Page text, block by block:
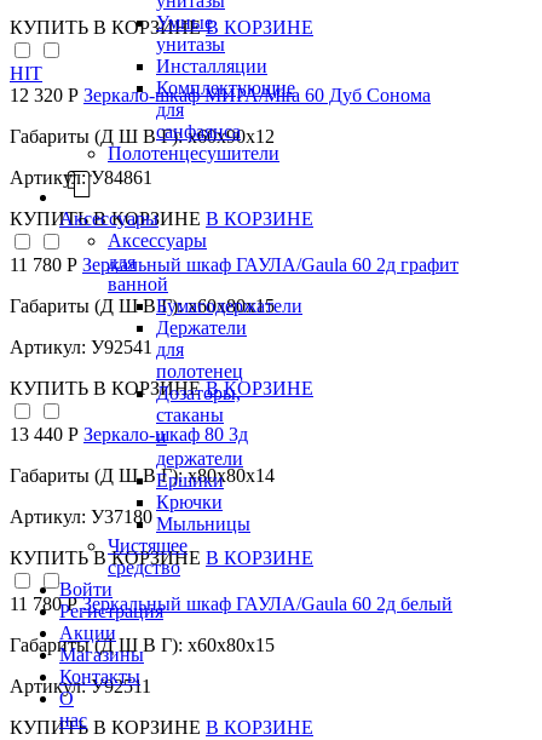
Умные
унитазы
Инсталляции
Комплектующие
для
санфаянса
Полотенцесушители
Аксессуары
Аксессуары
для
ванной
Бумагодержатели
Держатели
для
полотенец
Дозаторы,
стаканы
и
держатели
Ершики
Крючки
Мыльницы
Чистящее
средство
Войти
Регистрация
Акции
Магазины
Контакты
О
нас
КУПИТЬ В КОРЗИНЕ В КОРЗИНЕ
HIT
12 320 Р Зеркало-шкаф МИРА/Mira 60 Дуб Сонома
Габариты (Д Ш В Г): x60x90x12
Артикул: У84861
КУПИТЬ В КОРЗИНЕ В КОРЗИНЕ
11 780 Р Зеркальный шкаф ГАУЛА/Gaula 60 2д графит
Габариты (Д Ш В Г): x60x80x15
Артикул: У92541
КУПИТЬ В КОРЗИНЕ В КОРЗИНЕ
13 440 Р Зеркало-шкаф 80 3д
Габариты (Д Ш В Г): x80x80x14
Артикул: У37180
КУПИТЬ В КОРЗИНЕ В КОРЗИНЕ
11 780 РЗеркальный шкаф ГАУЛА/Gaula 60 2д белый
Габариты (Д Ш В Г): x60x80x15
Артикул: У92511
КУПИТЬ В КОРЗИНЕ В КОРЗИНЕ